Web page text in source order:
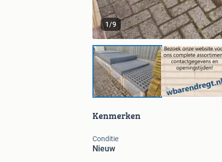
1/9
Kenmerken
Conditie
Nieuw